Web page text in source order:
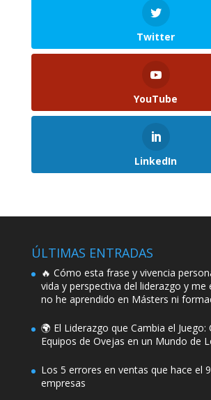
Twitter
YouTube
LinkedIn
ÚLTIMAS ENTRADAS
🔥 Cómo esta frase y vivencia
vida y perspectiva del liderazgo y me
no he aprendido en Másters ni
🌍 El Liderazgo que Cambia el
Equipos de Ovejas en un Mundo de
Los 5 errores en ventas que hace el
empresas